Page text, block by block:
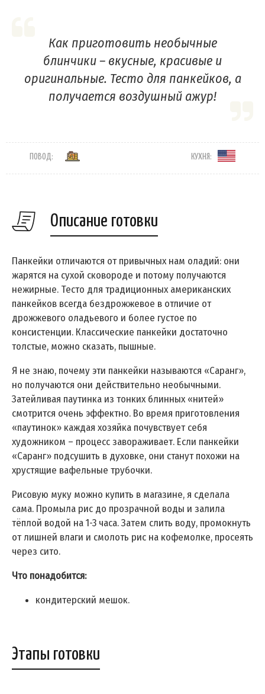
Как приготовить необычные
блинчики – вкусные, красивые и
оригинальные. Тесто для панкейков, а
получается воздушный ажур!
ПОВОД: КУХНЯ:
Описание готовки
Панкейки отличаются от привычных нам оладий: они
жарятся на сухой сковороде и потому получаются
нежирные. Тесто для традиционных американских
панкейков всегда бездрожжевое в отличие от
дрожжевого оладьевого и более густое по
консистенции. Классические панкейки достаточно
толстые, можно сказать, пышные.
Я не знаю, почему эти панкейки называются «Саранг»,
но получаются они действительно необычными.
Затейливая паутинка из тонких блинных «нитей»
смотрится очень эффектно. Во время приготовления
«паутинок» каждая хозяйка почувствует себя
художником – процесс завораживает. Если панкейки
«Саранг» подсушить в духовке, они станут похожи на
хрустящие вафельные трубочки.
Рисовую муку можно купить в магазине, я сделала
сама. Промыла рис до прозрачной воды и залила
тёплой водой на 1-3 часа. Затем слить воду, промокнуть
от лишней влаги и смолоть рис на кофемолке, просеять
через сито.
Что понадобится:
кондитерский мешок.
Этапы готовки